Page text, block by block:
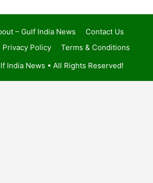
– Gulf India News
Contact Us
Privacy Policy
Terms & Conditions
India News • All Rights Reserved!